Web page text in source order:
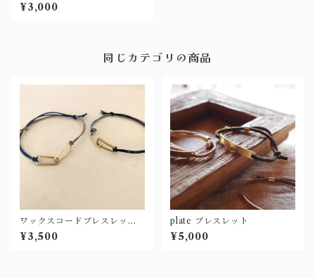
¥3,000
同じカテゴリの商品
ワックスコードブレスレット
(四角二連)
¥3,500
plate ブレスレット
¥5,000